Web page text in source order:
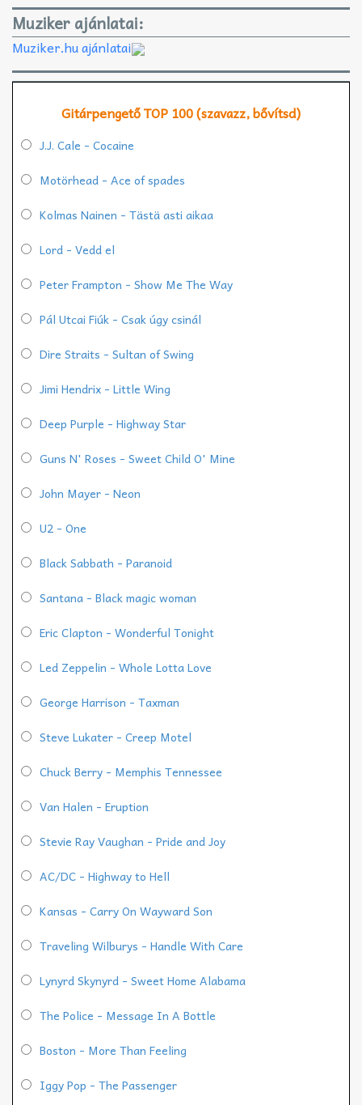
Muziker ajánlatai:
Muziker.hu ajánlatai
Gitárpengető TOP 100 (szavazz, bővítsd)
J.J. Cale - Cocaine
Motörhead - Ace of spades
Kolmas Nainen - Tästä asti aikaa
Lord - Vedd el
Peter Frampton - Show Me The Way
Pál Utcai Fiúk - Csak úgy csinál
Dire Straits - Sultan of Swing
Jimi Hendrix - Little Wing
Deep Purple - Highway Star
Guns N' Roses - Sweet Child O' Mine
John Mayer - Neon
U2 - One
Black Sabbath - Paranoid
Santana - Black magic woman
Eric Clapton - Wonderful Tonight
Led Zeppelin - Whole Lotta Love
George Harrison - Taxman
Steve Lukater - Creep Motel
Chuck Berry - Memphis Tennessee
Van Halen - Eruption
Stevie Ray Vaughan - Pride and Joy
AC/DC - Highway to Hell
Kansas - Carry On Wayward Son
Traveling Wilburys - Handle With Care
Lynyrd Skynyrd - Sweet Home Alabama
The Police - Message In A Bottle
Boston - More Than Feeling
Iggy Pop - The Passenger